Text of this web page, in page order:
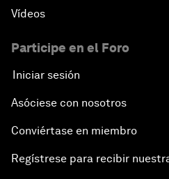
Vídeos
Participe en el Foro
Iniciar sesión
Asóciese con nosotros
Conviértase en miembro
Regístrese para recibir